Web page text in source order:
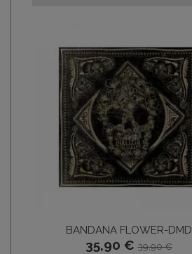
BANDANA FLOWER-DMD
35,90 €39,90 €